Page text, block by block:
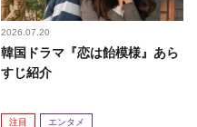
2026.07.20
韓国ドラマ『恋は飴模様』あら
すじ紹介
注目 エンタメ